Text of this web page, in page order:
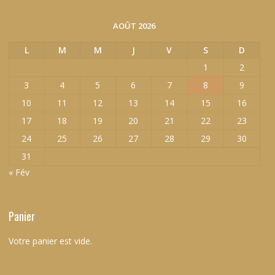
AOÛT 2026
L M M J V S
D
1
2
3
4 5 6 7 8
9
10
11 12 13 14 15
16
17
18 19 20 21 22
23
24
25 26 27 28 29
30
31
« Fév
Panier
Votre panier est vide.